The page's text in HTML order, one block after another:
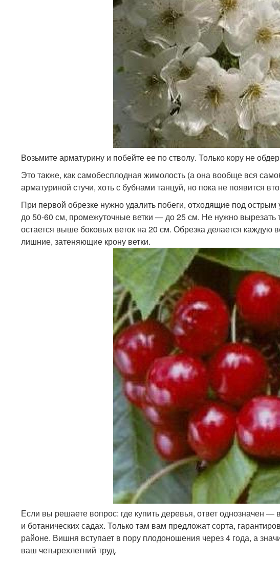
​Возьмите арматурину и побейте ее по стволу. Только кору не
​Это также, как самобесплодная жимолость (а она вообще вся
арматуриной стучи, хоть с бубнами танцуй, но пока не появится
​При первой обрезке нужно удалить побеги, отходящие под острым
до 50-60 см, промежуточные ветки — до 25 см. Не нужно вырезать
остается выше боковых веток на 20 см. Обрезка делается каждую
лишние, затеняющие крону ветки.​
​Если вы решаете вопрос: где купить деревья, ответ однозначен
и ботанических садах. Только там вам предложат сорта,
районе. Вишня вступает в пору плодоношения через 4 года, а
ваш четырехлетний труд.​